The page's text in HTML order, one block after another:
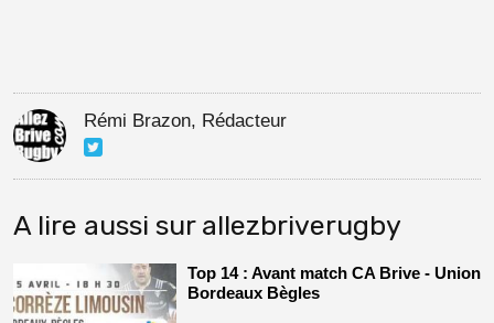
Rémi Brazon, Rédacteur
A lire aussi sur allezbriverugby
Top 14 : Avant match CA Brive - Union
Bordeaux Bègles